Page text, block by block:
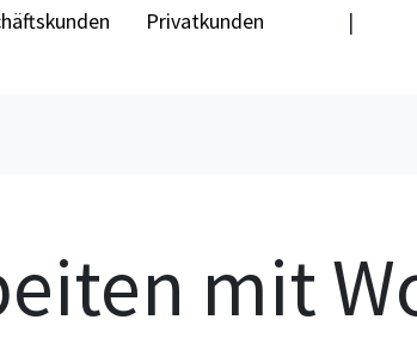
Privatkunden |
mit